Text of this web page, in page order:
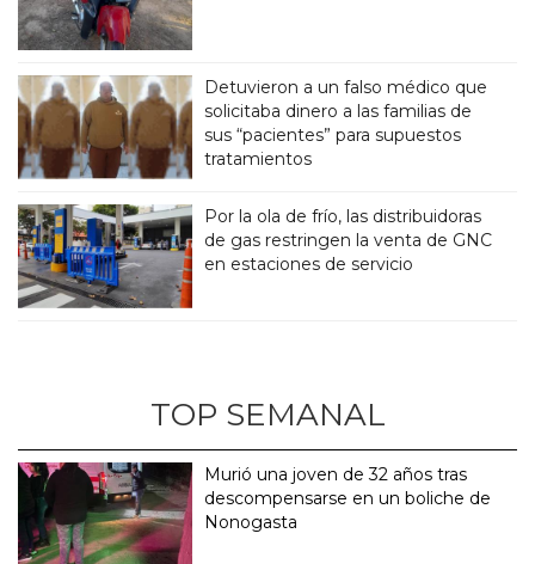
Detuvieron a un falso médico que
solicitaba dinero a las familias de
sus “pacientes” para supuestos
tratamientos
Por la ola de frío, las distribuidoras
de gas restringen la venta de GNC
en estaciones de servicio
TOP SEMANAL
Murió una joven de 32 años tras
descompensarse en un boliche de
Nonogasta